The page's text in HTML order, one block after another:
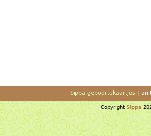
Sippa geboortekaartjes |
Copyright Sippa